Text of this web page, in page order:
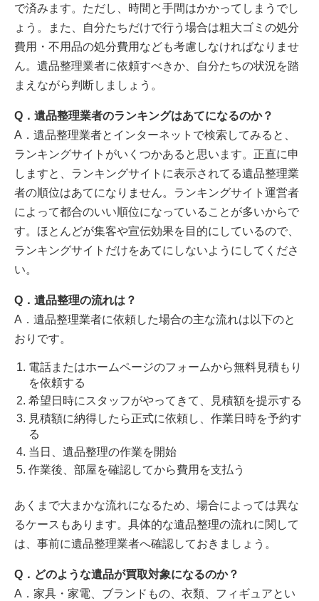
で済みます。ただし、時間と手間はかかってしまうでし
ょう。また、自分たちだけで行う場合は粗大ゴミの処分
費用・不用品の処分費用なども考慮しなければなりませ
ん。遺品整理業者に依頼すべきか、自分たちの状況を踏
まえながら判断しましょう。
Q．遺品整理業者のランキングはあてになるのか？
A．遺品整理業者とインターネットで検索してみると、
ランキングサイトがいくつかあると思います。正直に申
しますと、ランキングサイトに表示されてる遺品整理業
者の順位はあてになりません。ランキングサイト運営者
によって都合のいい順位になっていることが多いからで
す。ほとんどが集客や宣伝効果を目的にしているので、
ランキングサイトだけをあてにしないようにしてくださ
い。
Q．遺品整理の流れは？
A．遺品整理業者に依頼した場合の主な流れは以下のと
おりです。
電話またはホームページのフォームから無料見積もり
を依頼する
希望日時にスタッフがやってきて、見積額を提示する
見積額に納得したら正式に依頼し、作業日時を予約す
る
当日、遺品整理の作業を開始
作業後、部屋を確認してから費用を支払う
あくまで大まかな流れになるため、場合によっては異な
るケースもあります。具体的な遺品整理の流れに関して
は、事前に遺品整理業者へ確認しておきましょう。
Q．どのような遺品が買取対象になるのか？
A．家具・家電、ブランドもの、衣類、フィギュアとい